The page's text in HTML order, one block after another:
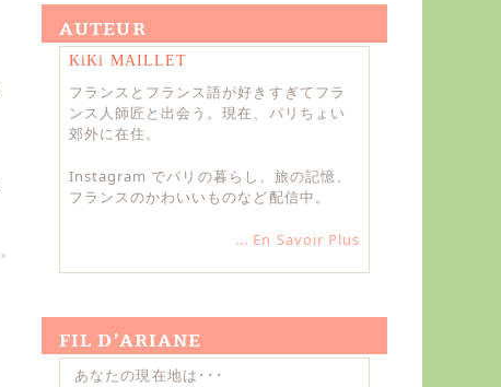
AUTEUR
KiKi MAILLET
フランスとフランス語が好きすぎてフラ
ンス人師匠と出会う。現在、パリちょい
郊外に在住。
Instagram でパリの暮らし、旅の記憶、
フランスのかわいいものなど配信中。
... En Savoir Plus
FIL D’ARIANE
あなたの現在地は･･･